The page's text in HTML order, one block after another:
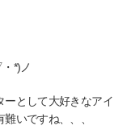
*)ノ
ーとして大好きなアイ
いですね、、、